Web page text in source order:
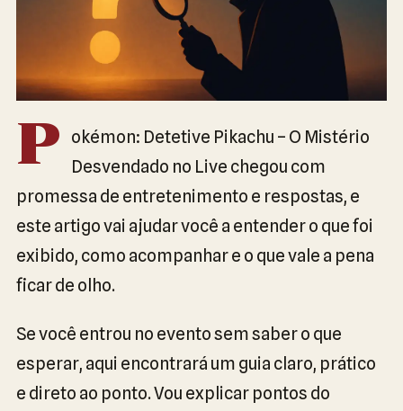
P
okémon: Detetive Pikachu – O Mistério
Desvendado no Live chegou com
promessa de entretenimento e respostas, e
este artigo vai ajudar você a entender o que foi
exibido, como acompanhar e o que vale a pena
ficar de olho.
Se você entrou no evento sem saber o que
esperar, aqui encontrará um guia claro, prático
e direto ao ponto. Vou explicar pontos do